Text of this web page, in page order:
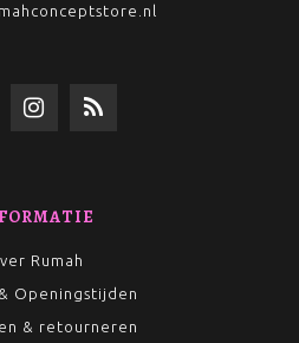
Rumah
Openingstijden
& retourneren